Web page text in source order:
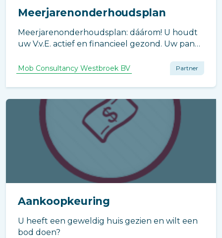
Meerjarenonderhoudsplan
Meerjarenonderhoudsplan: dáárom! U houdt
uw V.v.E. actief en financieel gezond. Uw pand
de toekomst! mob.nl
Mob Consultancy Westbroek BV Partner
Aankoopkeuring
U heeft een geweldig huis gezien en wilt een
bod doen?